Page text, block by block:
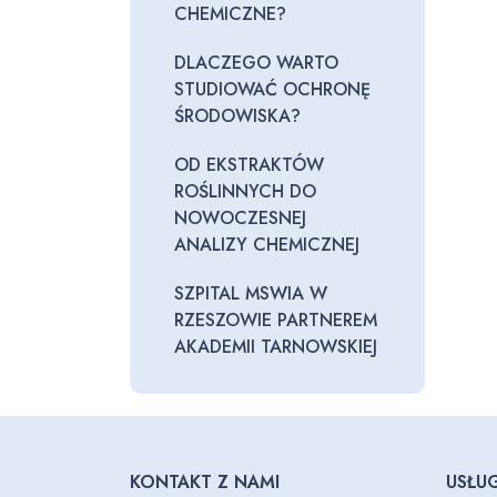
CHEMICZNE?
DLACZEGO WARTO
STUDIOWAĆ OCHRONĘ
ŚRODOWISKA?
OD EKSTRAKTÓW
ROŚLINNYCH DO
NOWOCZESNEJ
ANALIZY CHEMICZNEJ
SZPITAL MSWIA W
RZESZOWIE PARTNEREM
AKADEMII TARNOWSKIEJ
KONTAKT Z NAMI